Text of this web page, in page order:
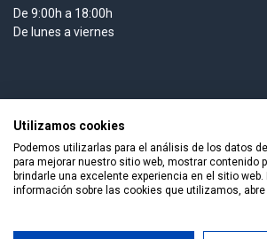
De 9:00h a 18:00h
De lunes a viernes
Todos los derechos reservados © 2026
Utilizamos cookies
Podemos utilizarlas para el análisis de los datos
para mejorar nuestro sitio web, mostrar contenido
brindarle una excelente experiencia en el sitio web.
información sobre las cookies que utilizamos,